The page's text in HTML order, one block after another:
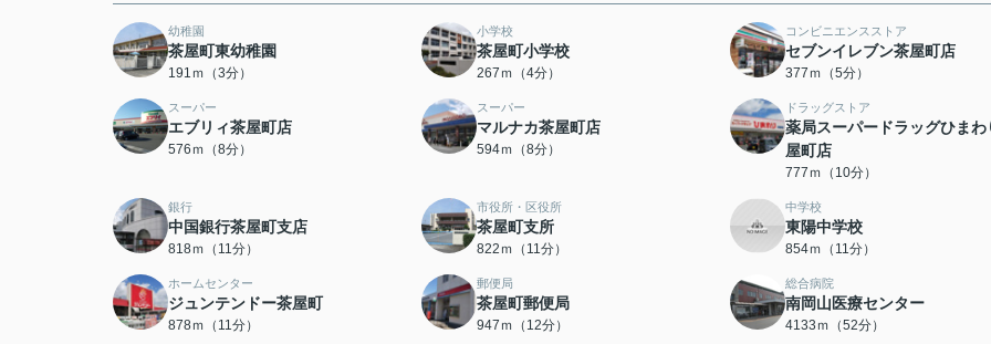
幼稚園
茶屋町東幼稚園
191ｍ（3分）
小学校
茶屋町小学校
267ｍ（4分）
コンビニエンスストア
セブンイレブン茶屋町店
377ｍ（5分）
スーパー
エブリィ茶屋町店
576ｍ（8分）
スーパー
マルナカ茶屋町店
594ｍ（8分）
ドラッグストア
薬局スーパードラッグひまわ
屋町店
777ｍ（10分）
銀行
中国銀行茶屋町支店
818ｍ（11分）
市役所・区役所
茶屋町支所
822ｍ（11分）
中学校
東陽中学校
854ｍ（11分）
ホームセンター
ジュンテンドー茶屋町
878ｍ（11分）
郵便局
茶屋町郵便局
947ｍ（12分）
総合病院
南岡山医療センター
4133ｍ（52分）